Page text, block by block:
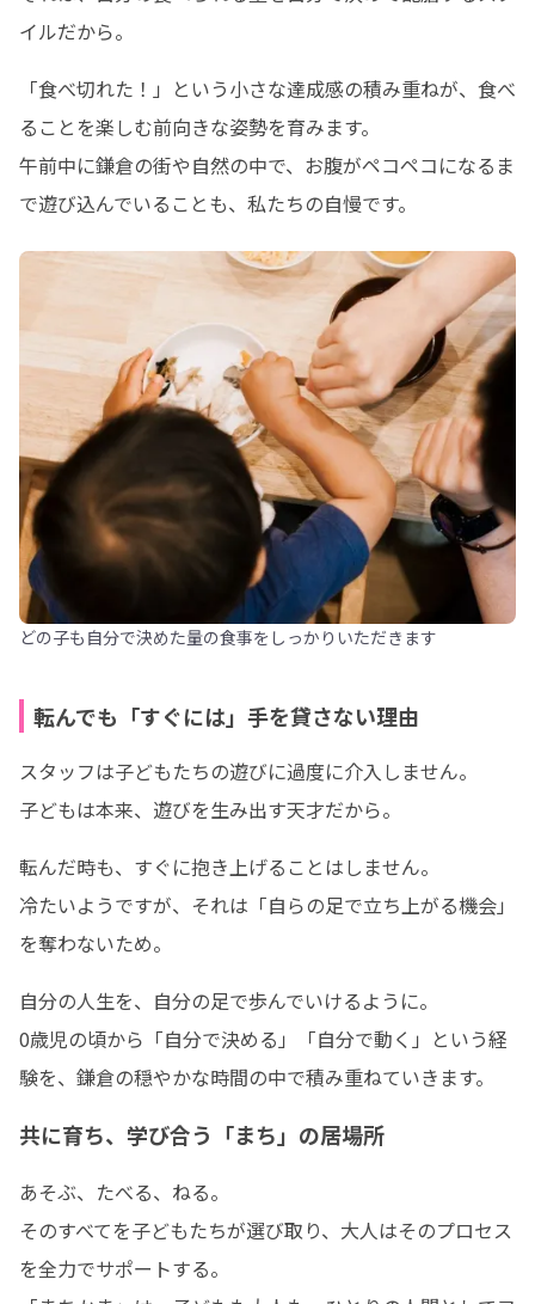
イルだから。
「食べ切れた！」という小さな達成感の積み重ねが、食べ
ることを楽しむ前向きな姿勢を育みます。
午前中に鎌倉の街や自然の中で、お腹がペコペコになるま
で遊び込んでいることも、私たちの自慢です。
どの子も自分で決めた量の食事をしっかりいただきます
転んでも「すぐには」手を貸さない理由
スタッフは子どもたちの遊びに過度に介入しません。
子どもは本来、遊びを生み出す天才だから。
転んだ時も、すぐに抱き上げることはしません。
冷たいようですが、それは「自らの足で立ち上がる機会」
を奪わないため。
自分の人生を、自分の足で歩んでいけるように。
0歳児の頃から「自分で決める」「自分で動く」という経
験を、鎌倉の穏やかな時間の中で積み重ねていきます。
共に育ち、学び合う「まち」の居場所
あそぶ、たべる、ねる。
そのすべてを子どもたちが選び取り、大人はそのプロセス
を全力でサポートする。